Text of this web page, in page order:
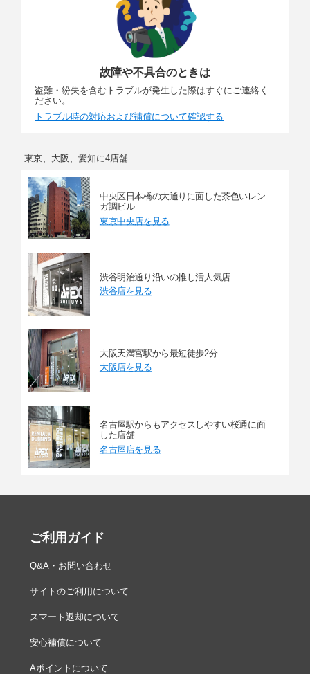
故障や不具合のときは
盗難・紛失を含むトラブルが発生した際はすぐにご連絡く
ださい。
トラブル時の対応および補償について確認する
東京、大阪、愛知に4店舗
中央区日本橋の大通りに面した茶色いレン
ガ調ビル
東京中央店を見る
渋谷明治通り沿いの推し活人気店
渋谷店を見る
大阪天満宮駅から最短徒歩2分
大阪店を見る
名古屋駅からもアクセスしやすい桜通に面
した店舗
名古屋店を見る
ご利用ガイド
Q&A・お問い合わせ
サイトのご利用について
スマート返却について
安心補償について
Aポイントについて